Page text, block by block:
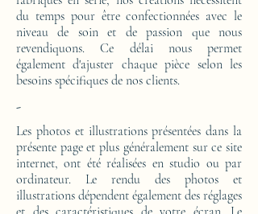
du temps pour être confectionnées avec le
niveau de soin et de passion que nous
revendiquons. Ce délai nous permet
également d'ajuster chaque pièce selon les
besoins spécifiques de nos clients.
-
Les photos et illustrations présentées dans la
présente page et plus généralement sur ce site
internet, ont été réalisées en studio ou par
ordinateur. Le rendu des photos et
illustrations dépendent également des réglages